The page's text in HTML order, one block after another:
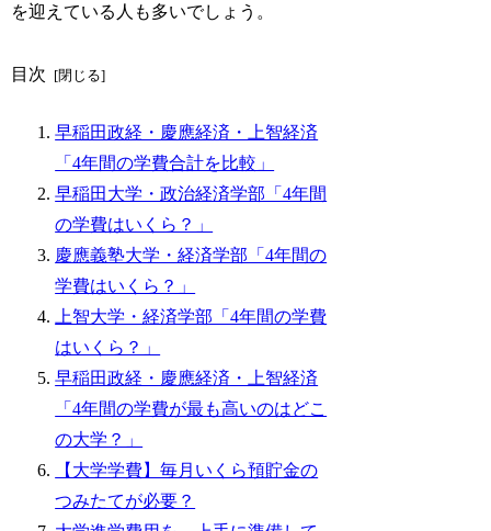
を迎えている人も多いでしょう。
目次
早稲田政経・慶應経済・上智経済
「4年間の学費合計を比較」
早稲田大学・政治経済学部「4年間
の学費はいくら？」
慶應義塾大学・経済学部「4年間の
学費はいくら？」
上智大学・経済学部「4年間の学費
はいくら？」
早稲田政経・慶應経済・上智経済
「4年間の学費が最も高いのはどこ
の大学？」
【大学学費】毎月いくら預貯金の
つみたてが必要？